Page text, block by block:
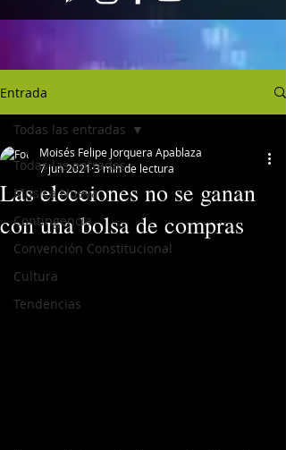
Entrada
Todas las entradas
Musica Nueva
Contingencia
Convención Constitucional
Cultura
Tendencias
Todas las entradas
Las elecciones no se ganan
con una bolsa de compras
Moisés Felipe Jorquera Apablaza
7 jun 20213 min de lectura